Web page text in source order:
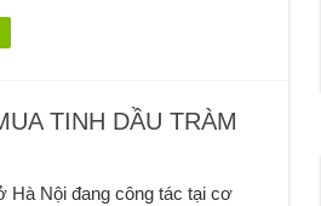
TINH DẦU TRÀM
Hà Nội đang công tác tại cơ